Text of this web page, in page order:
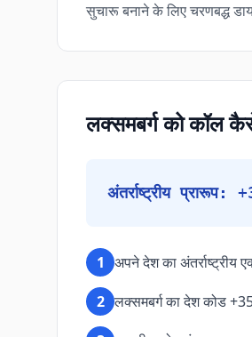
सुचारू बनाने के लिए चरणबद्ध
लक्समबर्ग को कॉल
अंतर्राष्ट्रीय प्रारूप:
1 अपने देश का
2 लक्समबर्ग का देश कोड